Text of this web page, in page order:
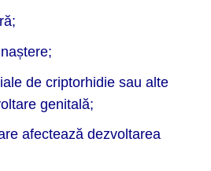
de criptorhidie sau alte
genitală;
afectează dezvoltarea